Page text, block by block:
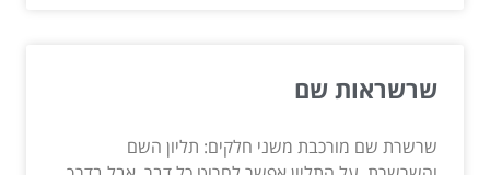
שרשראות שם
שרשרת שם מורכבת משני חלקים: תליון השם